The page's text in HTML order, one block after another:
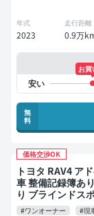
年式
2023
走行距離
0.9万
お買
無
料
価格交渉OK
トヨタ RAV4 アド
車 整備記録簿あ
り ブラインドス
キー ETC バック
#ワンオーナー #現